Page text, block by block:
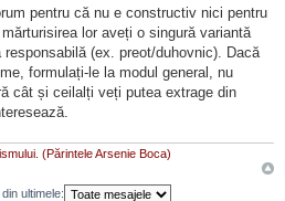
pentru că nu e constructiv nici pentru
lor aveți o singură variantă
(ex. preot/duhovnic). Dacă
formulați-le la modul general, nu
cât și ceilalți veți putea extrage din
(Părintele Arsenie Boca)
ultimele: